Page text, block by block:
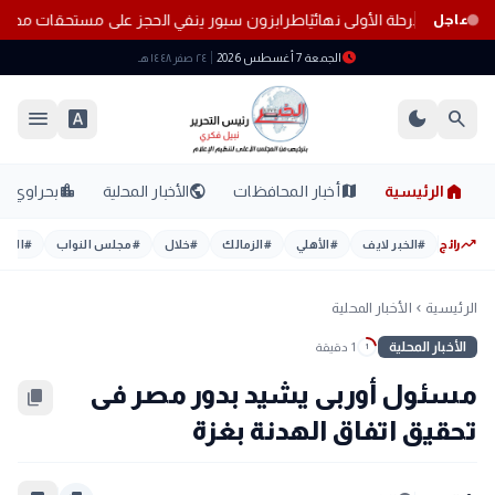
عاجل
تنسيق المرحلة الأولى نهائيًاطرابزون سبور ينفي الحجز على مستحقات
scheduleالجمعة 7 أغسطس 2026 ٢٤ صفر ١٤٤٨ هـ
search
dark_mode
font_download
menu
home الرئيسية mapأخبار المحافظات publicالأخبار المحلية location_cityبحراوي
trending_upرائج #الخبر لايف #الأهلي #الزمالك #خلال #مجلس النواب #
الرئيسية chevron_left الأخبار المحلية
الأخبار المحلية 1 1 دقيقة
مسئول أوربى يشيد بدور مصر فى
تحقيق اتفاق الهدنة بغزة
content_copy